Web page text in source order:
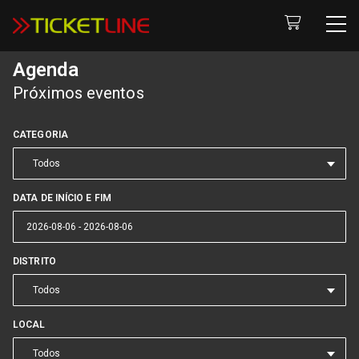
Agenda
Próximos eventos
CATEGORIA
Todos
DATA DE INÍCIO E FIM
DISTRITO
Todos
LOCAL
Todos